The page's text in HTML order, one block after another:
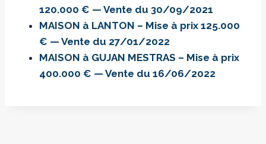
120.000 € — Vente du 30/09/2021
MAISON à LANTON – Mise à prix 125.000
€ — Vente du 27/01/2022
MAISON à GUJAN MESTRAS – Mise à prix
400.000 € — Vente du 16/06/2022